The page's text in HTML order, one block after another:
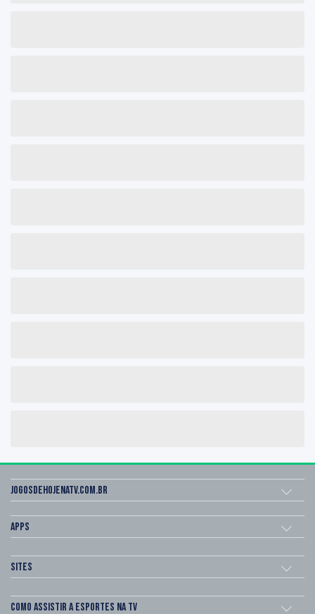
Jogosdehojenatv.com.br
Apps
Sites
Como assistir a esportes na TV